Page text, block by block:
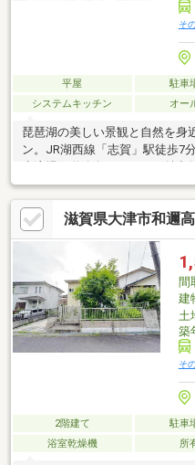
そ
平屋 駐車
システムキッチン
オー
琵琶湖の美しい景観と自然を身
ン。JR湖西線「志賀」駅徒歩7
た敷地で、湖畔の心地よい風を
お過ごしいただけます。※本物
ついて事前確認が必要な区域と
詳細要件や最新の価格・諸条件
でご相談ください。現地ご案
LIXIL不動産ショップ ピアライフ
滋賀県大津市和邇
間
建
土
築
そ
2階建て 駐車
浴室乾燥機
所